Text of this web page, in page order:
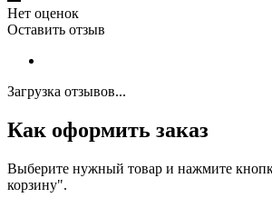
Нет оценок
Оставить отзыв
Загрузка отзывов...
Как оформить заказ
Выберите нужный товар и нажмите
корзину".